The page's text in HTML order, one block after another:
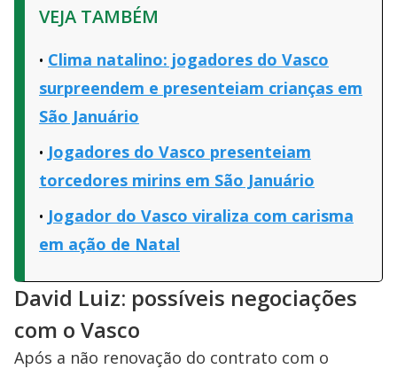
VEJA TAMBÉM
Clima natalino: jogadores do Vasco
surpreendem e presenteiam crianças em
São Januário
Jogadores do Vasco presenteiam
torcedores mirins em São Januário
Jogador do Vasco viraliza com carisma
em ação de Natal
David Luiz: possíveis negociações
com o Vasco
Após a não renovação do contrato com o